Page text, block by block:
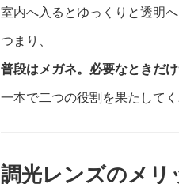
室内へ入るとゆっくりと透明へ
つまり、
普段はメガネ。 必要なときだけ
一本で二つの役割を果たして
調光レンズのメリ